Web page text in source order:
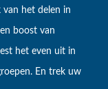
van het delen in
boost van
het even uit in
En trek uw